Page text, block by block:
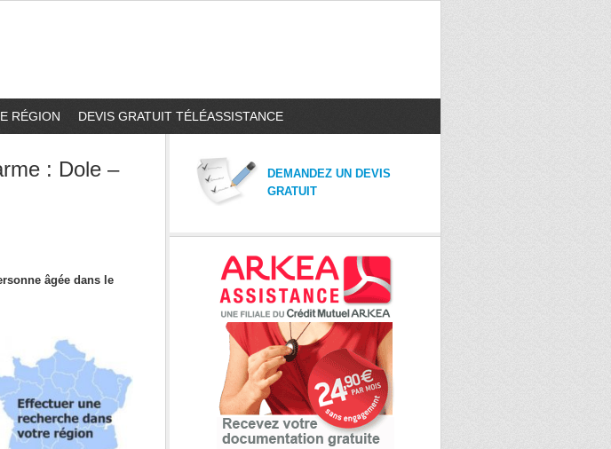
RÉGION DEVIS GRATUIT TÉLÉASSISTANCE
: Dole –
âgée dans le
DEMANDEZ UN DEVIS
GRATUIT